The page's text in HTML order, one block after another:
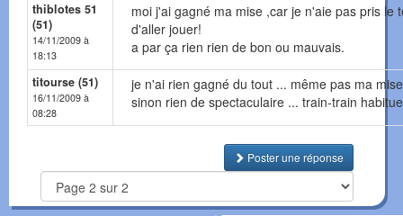
thiblotes 51
(51)
14/11/2009 à
18:13
moi j'ai gagné ma mise ,car je n'aie pas pris le
d'aller jouer!
a par ça rien rien de bon ou mauvais.
titourse (51)
16/11/2009 à
08:28
je n'ai rien gagné du tout ... même pas ma
sinon rien de spectaculaire ... train-train
Poster une réponse